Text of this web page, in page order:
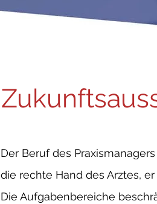
Der Beruf des
die rechte Hand des Arztes,
Die Aufgabenbereiche